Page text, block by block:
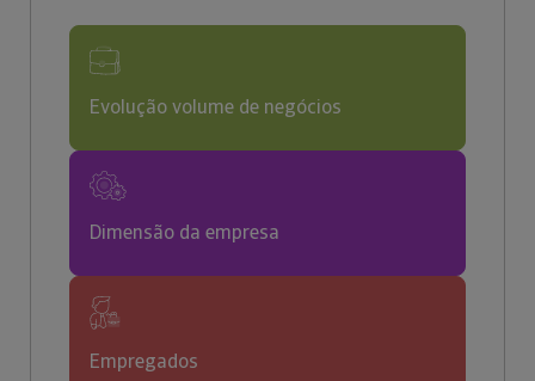
Evolução volume de negócios
Dimensão da empresa
Empregados